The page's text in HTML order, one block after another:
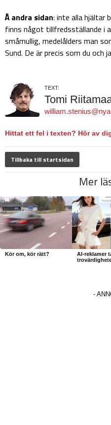
Å andra sidan: inte alla hjältar
finns något tillfredsställande i
småmullig, medelålders man
Sund. De är precis som du och
TEXT:
Tomi
Hittat ett fel i texten? Hör av
Tillbaka till startsidan
Mer
Kör om, kör rätt?
AI-reklamer